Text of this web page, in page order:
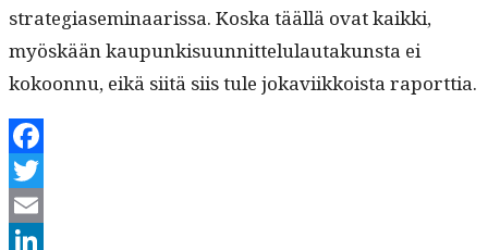
strate­giasem­i­naaris­sa. Kos­ka tääl­lä ovat kaik­ki,
myöskään kaupunkisu­un­nit­telu­lau­takun­sta ei
kokoon­nu, eikä siitä siis tule jokavi­ikkoista raporttia.
Facebook
Twitter
Email